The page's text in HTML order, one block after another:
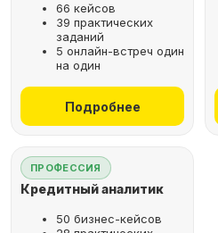
66 кейсов
39 практических
заданий
5 онлайн-встреч один
на один
Подробнее
ПРОФЕССИЯ
Кредитный аналитик
50 бизнес-кейсов
оптимальную программу для
Оставьте заявку
на бесплатную
консультацию